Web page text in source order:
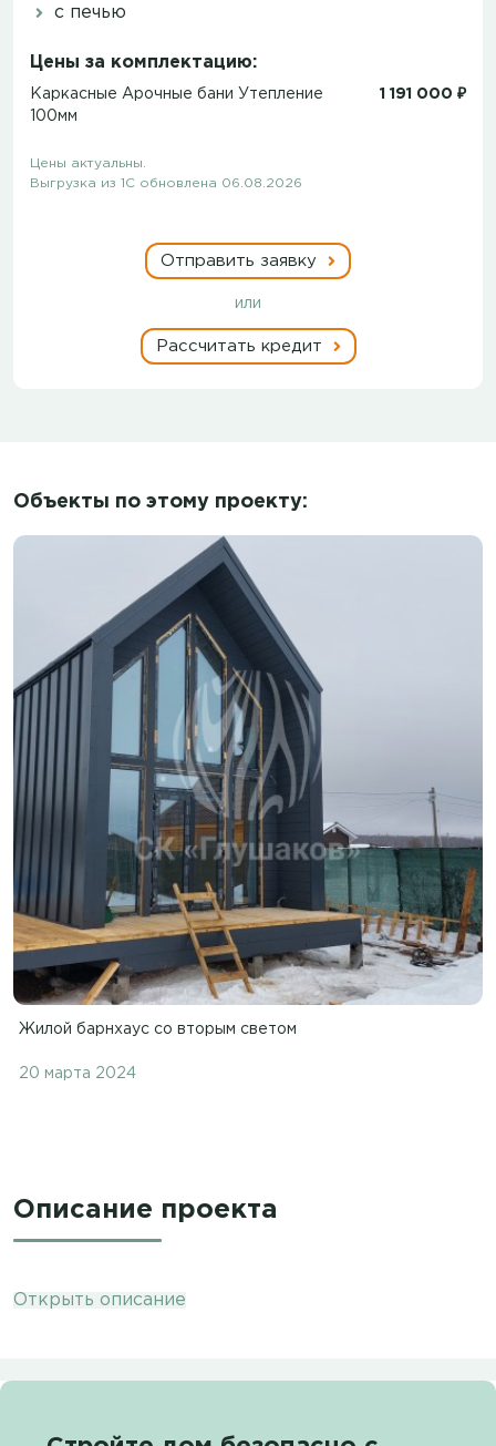
с печью
Цены за комплектацию:
Каркасные Арочные бани Утепление
100мм
1 191 000 ₽
Цены актуальны.
Выгрузка из 1С обновлена 06.08.2026
Отправить заявку
или
Рассчитать кредит
Объекты по этому проекту:
Жилой барнхаус со вторым светом
20 марта 2024
Описание проекта
Открыть описание